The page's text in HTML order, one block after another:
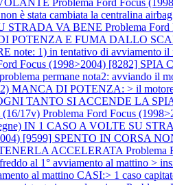
è stata cambiata la centralina
STRADA VA BENE Problema
POTENZA E FUMA DALLO
1) in tentativo di avviamento il
Focus (1998>2004) [8282]
permane nota2: avviando il
DI POTENZA: > il
TANTO SI ACCENDE LA
17v) Problema Ford Focus
IN 1 CASO A VOLTE SU
[9599] SPENTO IN CORSA
ACCELERATA Problema
al 1° avviamento al mattino >
al mattino CASI:> 1 caso